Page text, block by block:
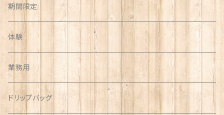
期間限定
体験
業務用
ドリップバッグ